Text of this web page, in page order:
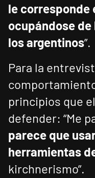
le corresponde
ocupándose
los argentinos”.
Para la
principios que
defender: “Me
parece que
herramientas
kirchnerismo”.